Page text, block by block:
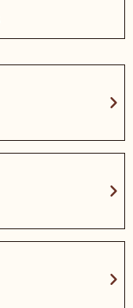
chevron_right
chevron_right
chevron_right